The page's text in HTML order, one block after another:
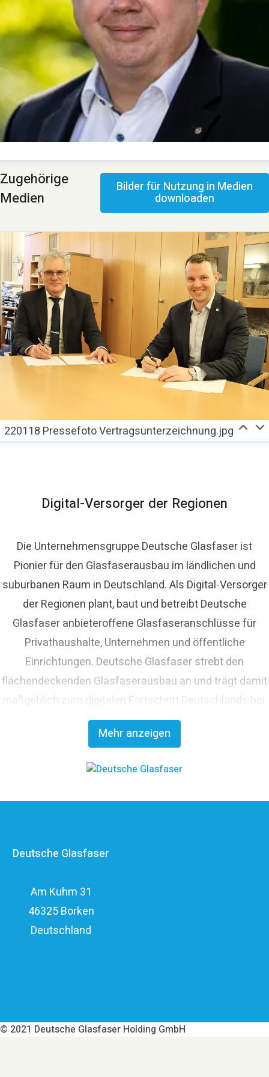
Schommer
Pressesprecher presse@deutsche-
Zugehörige
Medien
Bilder für Nutzung in Medien
downloaden
220118 Pressefoto Vertragsunterzeichnung.jpg
Digital-Versorger der Regionen
Mehr anzeigen
Die Unternehmensgruppe Deutsche Glasfaser ist
Pionier für den Glasfaserausbau im ländlichen und
suburbanen Raum in Deutschland. Als Digital-Versorger
der Regionen plant, baut und betreibt Deutsche
Glasfaser anbieteroffene Glasfaseranschlüsse für
Privathaushalte, Unternehmen und öffentliche
Einrichtungen. Deutsche Glasfaser strebt den
flächendeckenden Glasfaserausbau an und trägt damit
maßgeblich zum digitalen Fortschritt Deutschlands bei.
Mit innovativen Planungs- und Bauverfahren ist
Deutsche Glasfaser Spezialist für einen schnellen und
kosteneffizienten FTTH-Ausbau. Die
Unternehmensgruppe zählt zu den finanzstärksten
elf Milliarden Euro.
Deutsche Glasfaser
Am Kuhm 31
46325 Borken
Deutschland